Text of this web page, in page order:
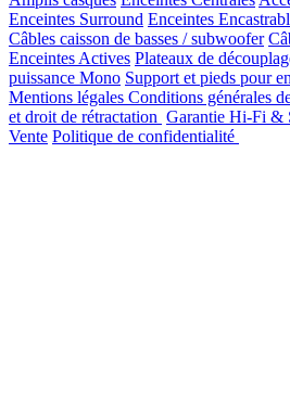
Enceintes Surround Enceintes
Câbles caisson de basses / subwoofer
Enceintes Actives Plateaux de
puissance Mono Support et pieds pour
Mentions légales Conditions générales
et droit de rétractation Garantie Hi-Fi &
Vente Politique de confidentialité